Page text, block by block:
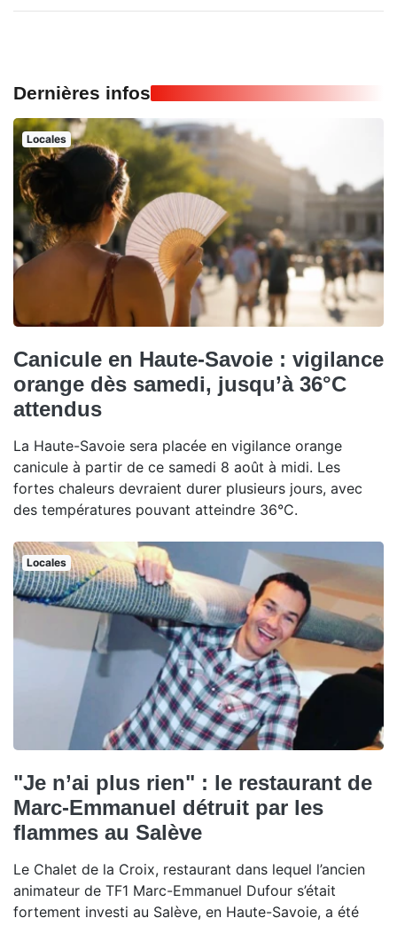
Dernières infos
Locales
Canicule en Haute-Savoie : vigilance
orange dès samedi, jusqu’à 36°C
attendus
La Haute-Savoie sera placée en vigilance orange
canicule à partir de ce samedi 8 août à midi. Les
fortes chaleurs devraient durer plusieurs jours, avec
des températures pouvant atteindre 36°C.
Locales
"Je n’ai plus rien" : le restaurant de
Marc-Emmanuel détruit par les
flammes au Salève
Le Chalet de la Croix, restaurant dans lequel l’ancien
animateur de TF1 Marc-Emmanuel Dufour s’était
fortement investi au Salève, en Haute-Savoie, a été